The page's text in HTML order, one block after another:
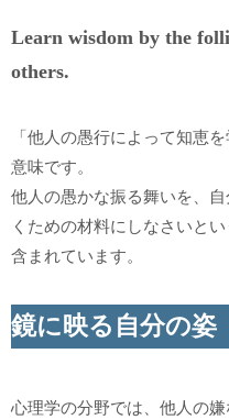
Learn wisdom by the
others.
「他人の愚行によって知恵
意味です。
他人の愚かな振る舞いを、
くための材料にしなさいと
含まれています。
鏡に映る自分の姿
心理学の分野では、他人の嫌